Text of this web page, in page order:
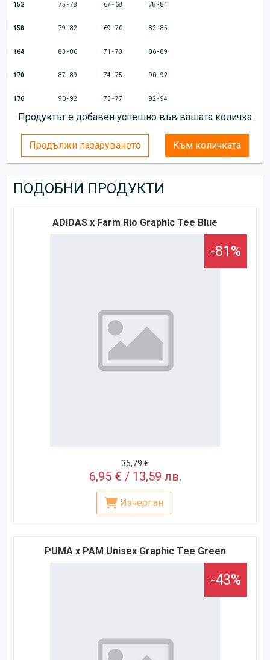
152 75 - 78 67 - 68 78 - 81
158 79 - 82 69 - 70 82 - 85
164 83 - 86 71 - 73 86 - 89
170 87 - 89 74 - 75 90 - 92
176 90 - 92 75 - 77 92 - 94
Продуктът е добавен успешно във вашата количка
Продължи пазаруването Към количката
ПОДОБНИ ПРОДУКТИ
ADIDAS x Farm Rio Graphic Tee Blue
-81%
35,79 €
6,95 € / 13,59 лв.
Изчерпан
PUMA x PAM Unisex Graphic Тee Green
-43%